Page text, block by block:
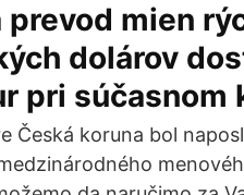
mien
dolárov
pri súčasnom
Česká koruna bol